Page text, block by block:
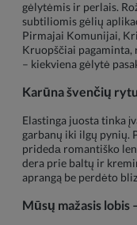
gėlytėmis ir perlais.
subtiliomis gėlių
Pirmajai Komunijai,
Kruopščiai pagaminta,
– kiekviena gėlytė
Karūna švenčių
Elastinga juosta tinka
garbanų iki ilgų pynių.
pridedа romantiško
dera prie baltų ir
aprangą be perdėto
Mūsų mažasis